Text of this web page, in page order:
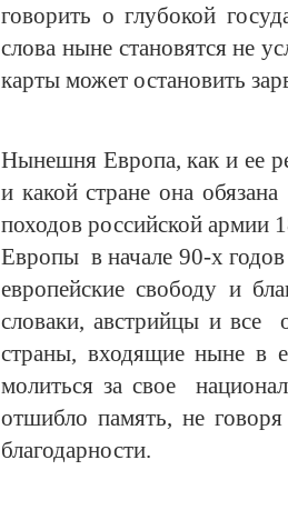
говорить о глубокой
слова ныне становятся не
карты может остановить
Нынешня Европа, как и ее
и какой стране она
походов российской армии
Европы в начале 90-х
европейские свободу и
словаки, австрийцы и все
страны, входящие ныне в
молиться за свое
отшибло память, не
благодарности.